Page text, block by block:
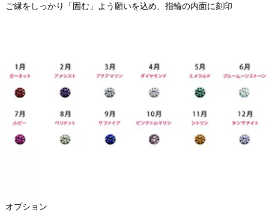
ご縁をしっかり「固む」よう願いを込め、指輪の内面に刻印
オプション